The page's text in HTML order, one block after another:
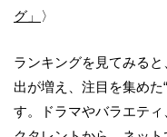
グ」
〉
ランキングを見てみる
出が増え、注目を集めた“
す。ドラマやバラエテ